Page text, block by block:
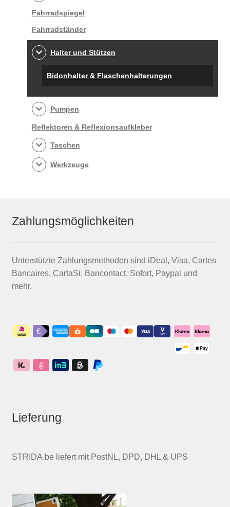
Fahrradspiegel
Fahrradständer
Halter und Stützen
Bidonhalter & Flaschenhalterungen
Pumpen
Reflektoren & Reflexionsaufkleber
Taschen
Werkzeuge
Zahlungsmöglichkeiten
Unterstützte Zahlungsmethoden sind iDeal, Visa, Cartes
Bancaires, CartaSi, Bancontact, Sofort, Paypal und
mehr.
Lieferung
STRIDA.be liefert mit PostNL, DPD, DHL & UPS